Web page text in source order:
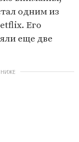
одним из
Его
еще две